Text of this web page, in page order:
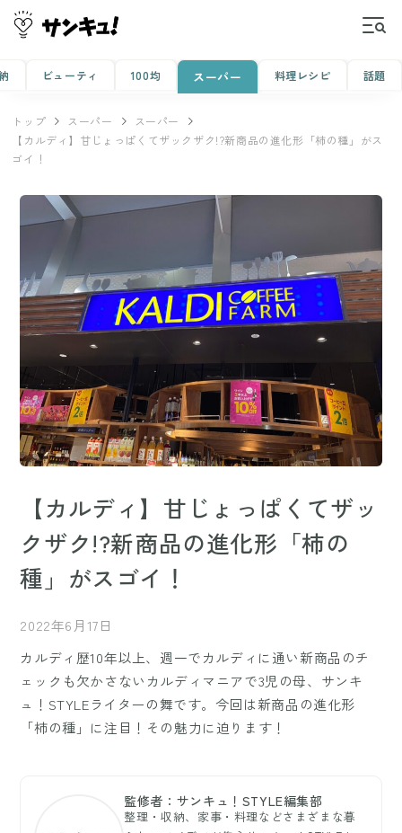
ビューティ 100均 スーパー 料理レシピ 話題
トップ スーパー
スーパー
【カルディ】甘じょっぱくてザックザク!?新商品の進化形「柿の種」がス
ゴイ！
【カルディ】甘じょっぱくてザッ
クザク!?新商品の進化形「柿の
種」がスゴイ！
2022年6月17日
カルディ歴10年以上、週一でカルディに通い新商品のチ
ェックも欠かさないカルディマニアで3児の母、サンキ
ュ！STYLEライターの舞です。今回は新商品の進化形
「柿の種」に注目！その魅力に迫ります！
監修者：サンキュ！STYLE編集部
整理・収納、家事・料理などさまざまな暮